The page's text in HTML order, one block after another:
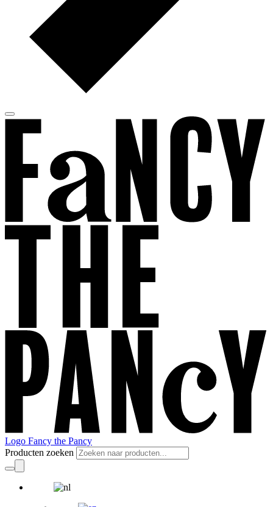
Logo Fancy the Pancy
Producten zoeken